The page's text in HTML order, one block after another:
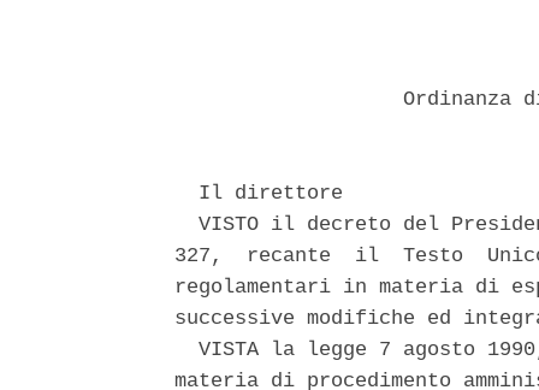
Ordinanza
  Il direttore
VISTO il decreto del
327,  recante  il  Testo
regolamentari in materia di
successive modifiche ed
VISTA la legge 7 agosto
materia di procedimento